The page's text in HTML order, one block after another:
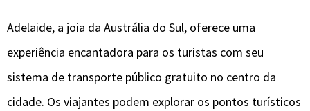
Adelaide, a joia da Austrália do Sul, oferece uma
experiência encantadora para os turistas com seu
sistema de transporte público gratuito no centro da
cidade. Os viajantes podem explorar os pontos turísticos